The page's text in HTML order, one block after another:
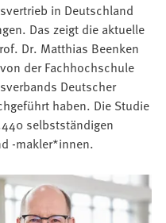
in Deutschland
Das zeigt die aktuelle
Dr. Matthias Beenken
der Fachhochschule
Deutscher
haben. Die Studie
selbstständigen
-makler*innen.